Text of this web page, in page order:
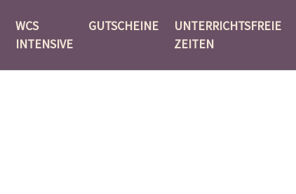
WCS
INTENSIVE
GUTSCHEINE
UNTERRICHTSFREIE
ZEITEN